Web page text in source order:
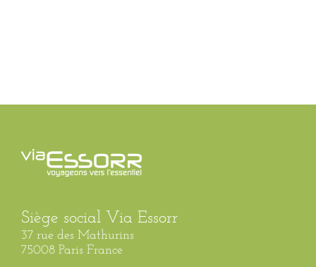
Siège social Via Essorr
37 rue des Mathurins
75008 Paris France